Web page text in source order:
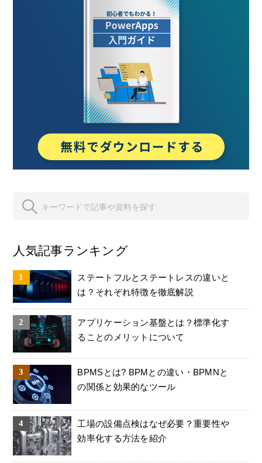
人気記事ランキング
ステートフルとステートレスの違いと
は？それぞれ特徴を徹底解説
アプリケーション基盤とは？標準化す
ることのメリットについて
BPMSとは? BPMとの違い・BPMNと
の関係と効果的なツール
工場の設備点検はなぜ必要？重要性や
効率化する方法を紹介